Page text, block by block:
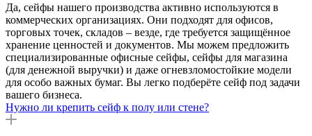
Да, сейфы нашего производства активно используются в
коммерческих организациях. Они подходят для офисов,
торговых точек, складов – везде, где требуется защищённое
хранение ценностей и документов. Мы можем предложить
специализированные офисные сейфы, сейфы для магазина
(для денежной выручки) и даже огневзломостойкие модели
для особо важных бумаг. Вы легко подберёте сейф под задачи
вашего бизнеса.
Нужно ли крепить сейф к полу или стене?